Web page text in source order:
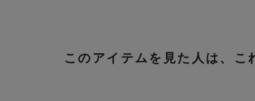
このアイテムを見た人は、こ